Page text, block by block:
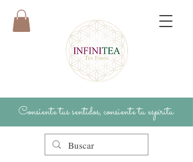
Consiente tus sentidos, consiente tu espíritu